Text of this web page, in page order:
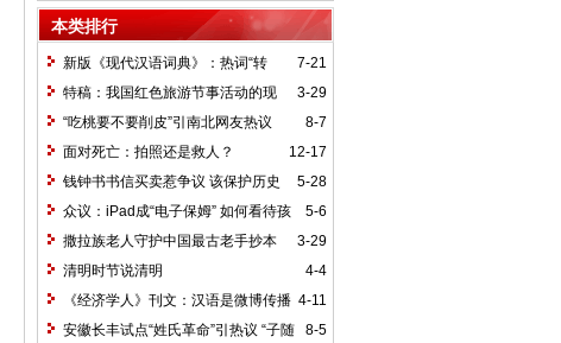
本类排行
7-21
新版《现代汉语词典》：热词“转
正”标准存争议
3-29
特稿：我国红色旅游节事活动的现
状、问题与对策
8-7
“吃桃要不要削皮”引南北网友热议
12-17
面对死亡：拍照还是救人？
5-28
钱钟书书信买卖惹争议 该保护历史
还是该保护隐私?
5-6
众议：iPad成“电子保姆” 如何看待孩
子成“触屏一代”
3-29
撒拉族老人守护中国最古老手抄本
《古兰经》
4-4
清明时节说清明
4-11
《经济学人》刊文：汉语是微博传播
的最佳语言
8-5
安徽长丰试点“姓氏革命”引热议 “子随